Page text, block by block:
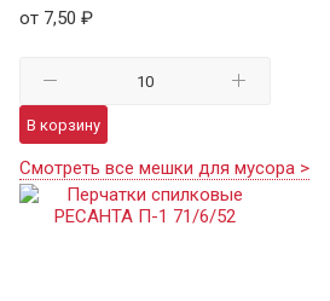
от 7,50 ₽
В корзину
Смотреть все мешки для мусора >